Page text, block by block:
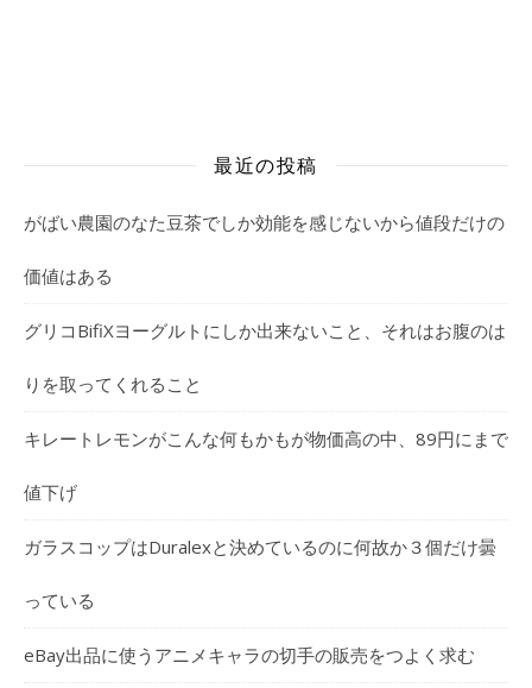
最近の投稿
がばい農園のなた豆茶でしか効能を感じないから値段だけの
価値はある
グリコBifiXヨーグルトにしか出来ないこと、それはお腹のは
りを取ってくれること
キレートレモンがこんな何もかもが物価高の中、89円にまで
値下げ
ガラスコップはDuralexと決めているのに何故か３個だけ曇
っている
eBay出品に使うアニメキャラの切手の販売をつよく求む